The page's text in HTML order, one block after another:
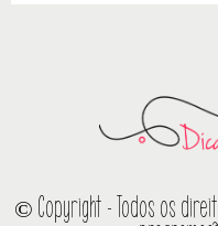
© Copyright - Todos os